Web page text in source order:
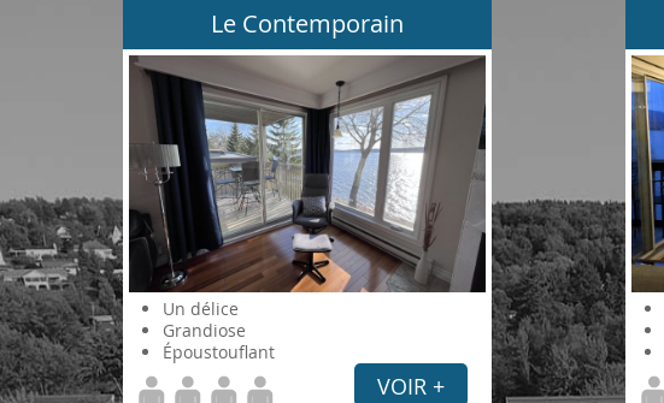
Le Contemporain
Un délice
Grandiose
Époustouflant
VOIR +